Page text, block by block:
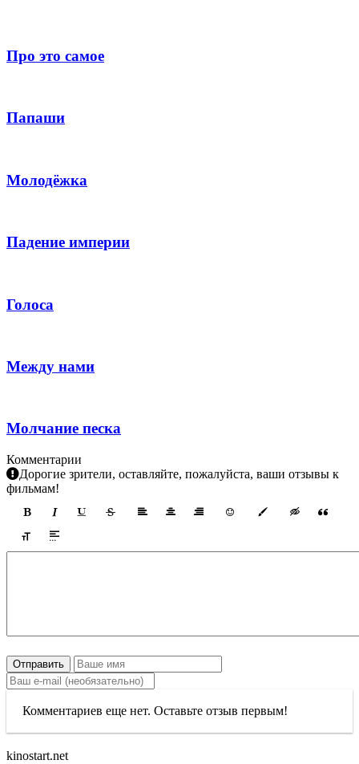
Про это самое
Папаши
Молодёжка
Падение империи
Голоса
Между нами
Молчание песка
Комментарии
Дорогие зрители, оставляйте, пожалуйста, ваши отзывы к
фильмам!
Отправить
Комментариев еще нет. Оставьте отзыв первым!
kinostart.net